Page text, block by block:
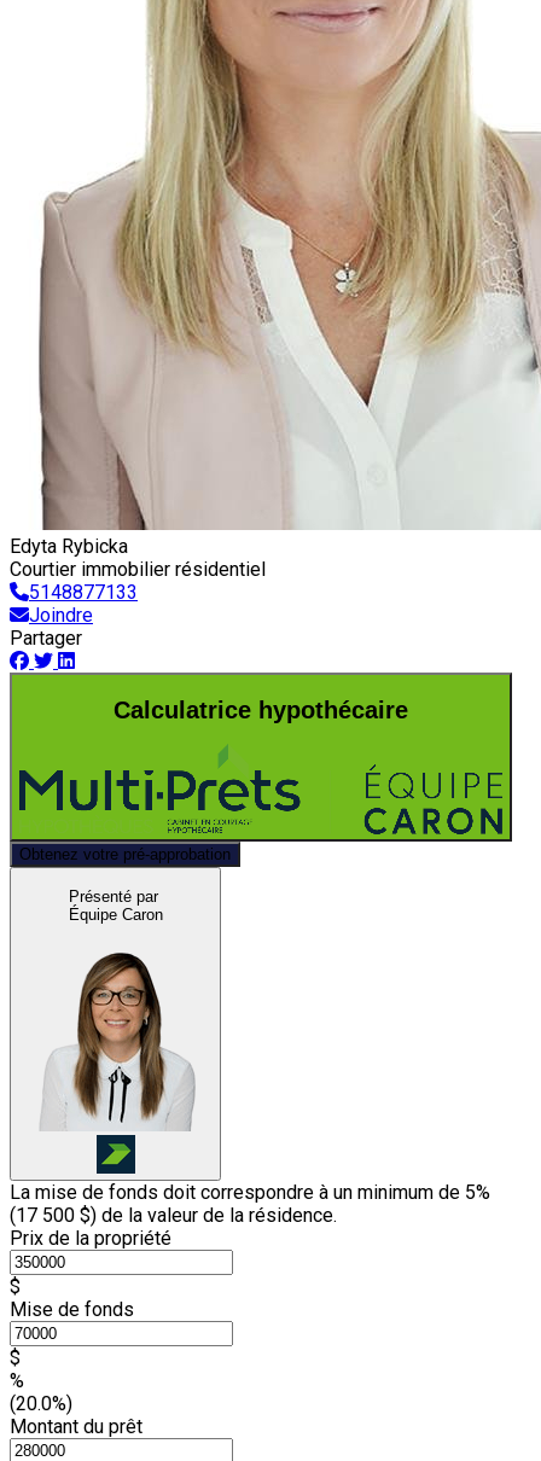
Edyta Rybicka
Courtier immobilier résidentiel
5148877133
Joindre
Partager
Calculatrice hypothécaire
Obtenez votre pré-approbation
Présenté par
Équipe Caron
La mise de fonds doit correspondre à un minimum de 5%
(17 500 $) de la valeur de la résidence.
Prix de la propriété
$
Mise de fonds
$
%
(20.0%)
Montant du prêt